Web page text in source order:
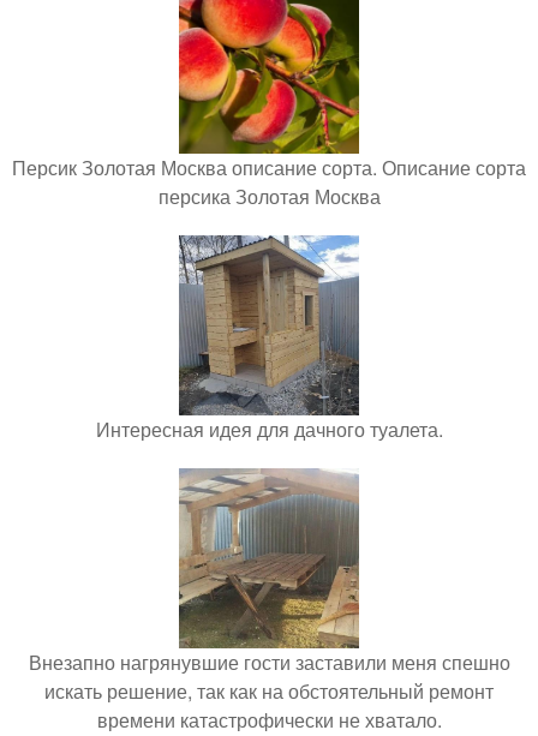
Персик Золотая Москва описание сорта. Описание сорта
персика Золотая Москва
Интересная идея для дачного туалета.
Внезапно нагрянувшие гости заставили меня спешно
искать решение, так как на обстоятельный ремонт
времени катастрофически не хватало.